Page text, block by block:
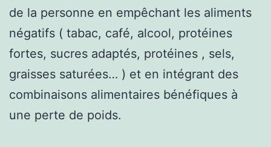
de la personne en empêchant les aliments
négatifs ( tabac, café, alcool, protéines
fortes, sucres adaptés, protéines , sels,
graisses saturées… ) et en intégrant des
combinaisons alimentaires bénéfiques à
une perte de poids.